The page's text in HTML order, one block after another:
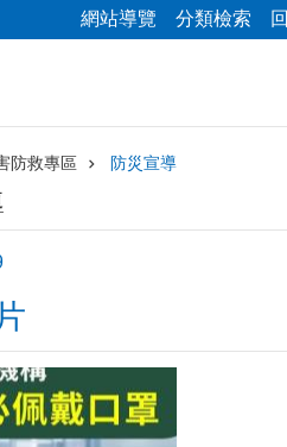
網站導覽 分類檢索
防救專區 防災宣導